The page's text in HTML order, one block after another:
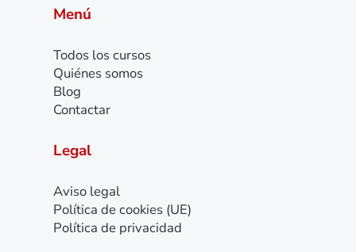
Menú
Todos los cursos
Quiénes somos
Blog
Contactar
Legal
Aviso legal
Política de cookies (UE)
Política de privacidad